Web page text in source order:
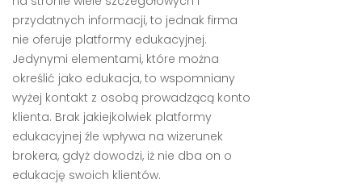
przydatnych informacji, to jednak firma
nie oferuje platformy edukacyjnej.
Jedynymi elementami, które można
określić jako edukacja, to wspomniany
wyżej kontakt z osobą prowadzącą konto
klienta. Brak jakiejkolwiek platformy
edukacyjnej źle wpływa na wizerunek
brokera, gdyż dowodzi, iż nie dba on o
edukację swoich klientów.